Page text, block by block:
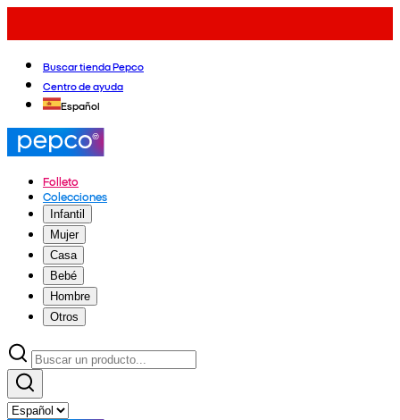
Buscar tienda Pepco
Centro de ayuda
Español
Folleto
Colecciones
Infantil
Mujer
Casa
Bebé
Hombre
Otros